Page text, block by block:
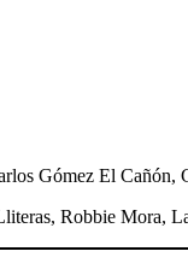
Gómez El
Robbie Mora,